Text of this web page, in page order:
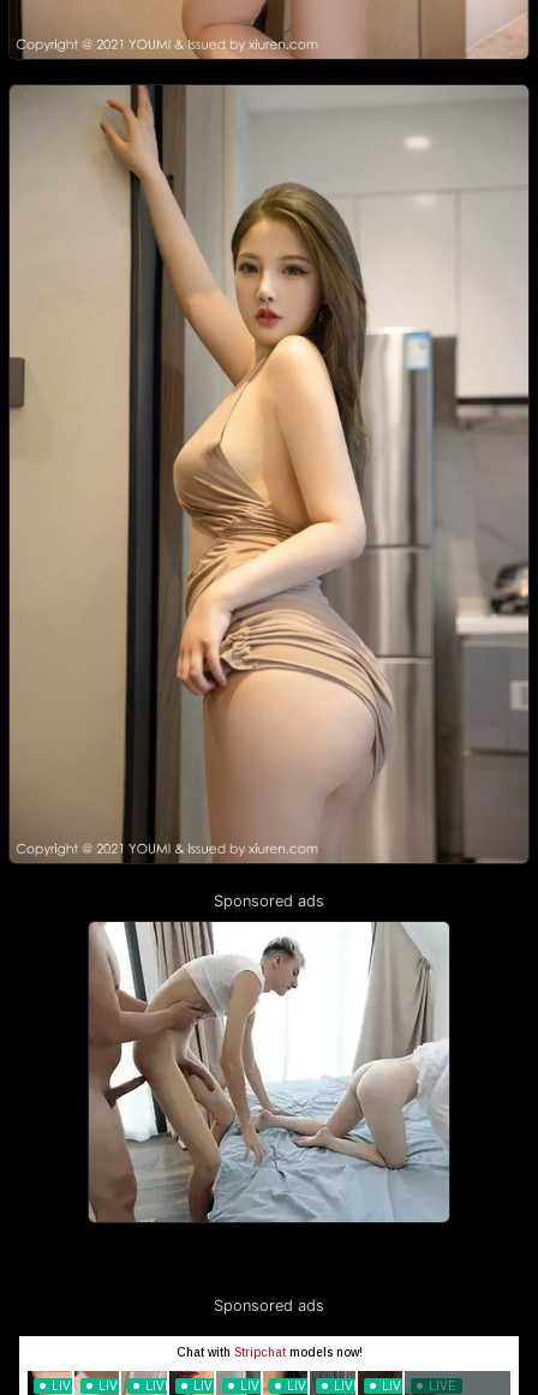
Sponsored ads
Sponsored ads